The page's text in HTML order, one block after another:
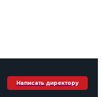
Написать директору